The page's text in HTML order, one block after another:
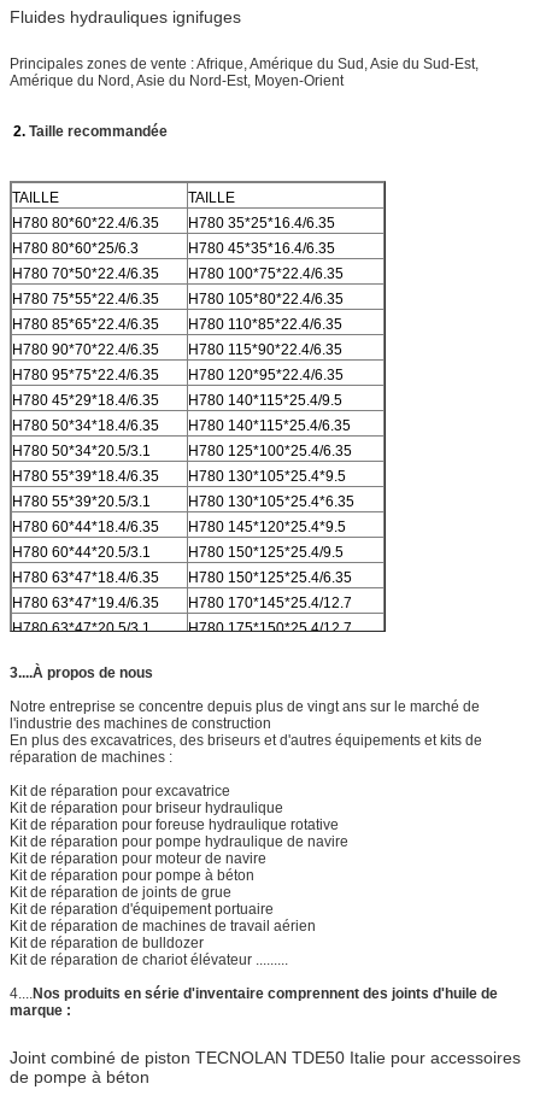
Fluides hydrauliques ignifuges
Principales zones de vente : Afrique, Amérique du Sud, Asie du Sud-Est,
Amérique du Nord, Asie du Nord-Est, Moyen-Orient
2. Taille recommandée
TAILLE
TAILLE
H780 80*60*22.4/6.35
H780 35*25*16.4/6.35
H780 80*60*25/6.3
H780 45*35*16.4/6.35
H780 70*50*22.4/6.35
H780 100*75*22.4/6.35
H780 75*55*22.4/6.35
H780 105*80*22.4/6.35
H780 85*65*22.4/6.35
H780 110*85*22.4/6.35
H780 90*70*22.4/6.35
H780 115*90*22.4/6.35
H780 95*75*22.4/6.35
H780 120*95*22.4/6.35
H780 45*29*18.4/6.35
H780 140*115*25.4/9.5
H780 50*34*18.4/6.35
H780 140*115*25.4/6.35
H780 50*34*20.5/3.1
H780 125*100*25.4/6.35
H780 55*39*18.4/6.35
H780 130*105*25.4*9.5
H780 55*39*20.5/3.1
H780 130*105*25.4*6.35
H780 60*44*18.4/6.35
H780 145*120*25.4*9.5
H780 60*44*20.5/3.1
H780 150*125*25.4/9.5
H780 63*47*18.4/6.35
H780 150*125*25.4/6.35
H780 63*47*19.4/6.35
H780 170*145*25.4/12.7
H780 63*47*20.5/3.1
H780 175*150*25.4/12.7
H780 40*24*18.4/6.35
H780 32*22*16.4/6.35
H780 190*165*25.4/12.7
H780 32*22*15.5/2.6
H780 200*175*25.4/12.7
3....À propos de nous
Notre entreprise se concentre depuis plus de vingt ans sur le marché de
l'industrie des machines de construction
En plus des excavatrices, des briseurs et d'autres équipements et kits de
réparation de machines :
Kit de réparation pour excavatrice
Kit de réparation pour briseur hydraulique
Kit de réparation pour foreuse hydraulique rotative
Kit de réparation pour pompe hydraulique de navire
Kit de réparation pour moteur de navire
Kit de réparation pour pompe à béton
Kit de réparation de joints de grue
Kit de réparation d'équipement portuaire
Kit de réparation de machines de travail aérien
Kit de réparation de bulldozer
Kit de réparation de chariot élévateur .........
4....Nos produits en série d'inventaire comprennent des joints d'huile de
marque :
Joint combiné de piston TECNOLAN TDE50 Italie pour accessoires
de pompe à béton